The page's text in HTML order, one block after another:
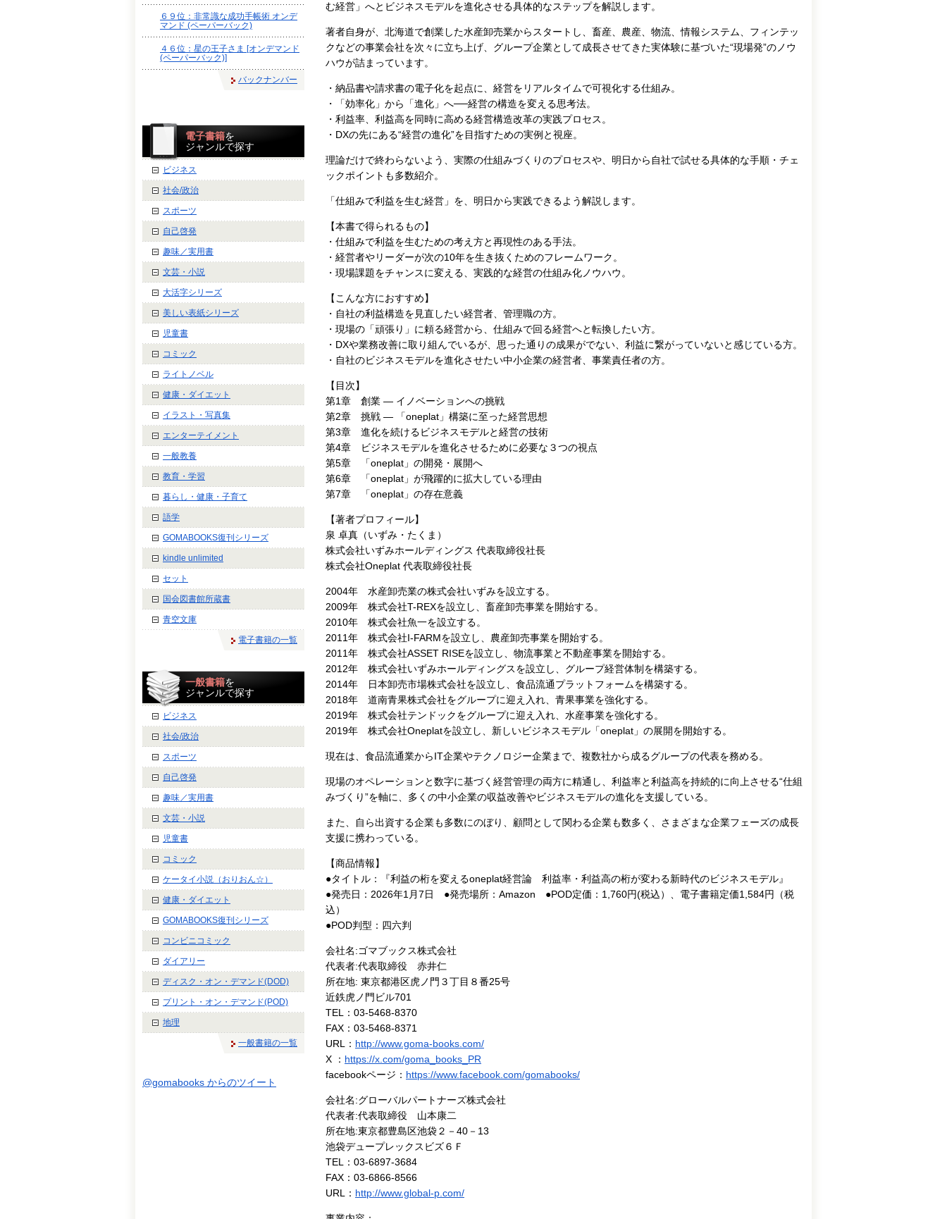
む経営」へとビジネスモデルを進化させる具体的なステップを解説します。
著者自身が、北海道で創業した水産卸売業からスタートし、畜産、農産、物流、情報システム、フィンテッ
クなどの事業会社を次々に立ち上げ、グループ企業として成長させてきた実体験に基づいた“現場発”のノウ
ハウが詰まっています。
・納品書や請求書の電子化を起点に、経営をリアルタイムで可視化する仕組み。
・「効率化」から「進化」へ──経営の構造を変える思考法。
・利益率、利益高を同時に高める経営構造改革の実践プロセス。
・DXの先にある“経営の進化”を目指すための実例と視座。
理論だけで終わらないよう、実際の仕組みづくりのプロセスや、明日から自社で試せる具体的な手順・チェ
ックポイントも多数紹介。
「仕組みで利益を生む経営」を、明日から実践できるよう解説します。
【本書で得られるもの】
・仕組みで利益を生むための考え方と再現性のある手法。
・経営者やリーダーが次の10年を生き抜くためのフレームワーク。
・現場課題をチャンスに変える、実践的な経営の仕組み化ノウハウ。
【こんな方におすすめ】
・自社の利益構造を見直したい経営者、管理職の方。
・現場の「頑張り」に頼る経営から、仕組みで回る経営へと転換したい方。
・DXや業務改善に取り組んでいるが、思った通りの成果がでない、利益に繋がっていないと感じている方。
・自社のビジネスモデルを進化させたい中小企業の経営者、事業責任者の方。
【目次】
第1章 創業 ― イノベーションへの挑戦
第2章 挑戦 ― 「oneplat」構築に至った経営思想
第3章 進化を続けるビジネスモデルと経営の技術
第4章 ビジネスモデルを進化させるために必要な３つの視点
第5章 「oneplat」の開発・展開へ
第6章 「oneplat」が飛躍的に拡大している理由
第7章 「oneplat」の存在意義
【著者プロフィール】
泉 卓真（いずみ・たくま）
株式会社いずみホールディングス 代表取締役社長
株式会社Oneplat 代表取締役社長
2004年 水産卸売業の株式会社いずみを設立する。
2009年 株式会社T-REXを設立し、畜産卸売事業を開始する。
2010年 株式会社魚一を設立する。
2011年 株式会社I-FARMを設立し、農産卸売事業を開始する。
2011年 株式会社ASSET RISEを設立し、物流事業と不動産事業を開始する。
2012年 株式会社いずみホールディングスを設立し、グループ経営体制を構築する。
2014年 日本卸売市場株式会社を設立し、食品流通プラットフォームを構築する。
2018年 道南青果株式会社をグループに迎え入れ、青果事業を強化する。
2019年 株式会社テンドックをグループに迎え入れ、水産事業を強化する。
2019年 株式会社Oneplatを設立し、新しいビジネスモデル「oneplat」の展開を開始する。
現在は、食品流通業からIT企業やテクノロジー企業まで、複数社から成るグループの代表を務める。
現場のオペレーションと数字に基づく経営管理の両方に精通し、利益率と利益高を持続的に向上させる“仕組
みづくり”を軸に、多くの中小企業の収益改善やビジネスモデルの進化を支援している。
また、自ら出資する企業も多数にのぼり、顧問として関わる企業も数多く、さまざまな企業フェーズの成長
支援に携わっている。
【商品情報】
●タイトル：『利益の桁を変えるoneplat経営論 利益率・利益高の桁が変わる新時代のビジネスモデル』
●発売日：2026年1月7日 ●発売場所：Amazon ●POD定価：1,760円(税込）、電子書籍定価1,584円（税
込）
●POD判型：四六判
会社名:ゴマブックス株式会社
代表者:代表取締役 赤井仁
所在地: 東京都港区虎ノ門３丁目８番25号
近鉄虎ノ門ビル701
TEL：03-5468-8370
FAX：03-5468-8371
URL： http://www.goma-books.com/
X ： https://x.com/goma_books_PR
facebookページ： https://www.facebook.com/gomabooks/
会社名:グローバルパートナーズ株式会社
代表者:代表取締役 山本康二
所在地:東京都豊島区池袋２－40－13
池袋デュープレックスビズ６Ｆ
TEL：03-6897-3684
FAX：03-6866-8566
URL： http://www.global-p.com/
６９位：非常識な成功手帳術 オンデ
マンド (ペーパーバック)
４６位：星の王子さま [オンデマンド
(ペーパーバック)]
バックナンバー
電子書籍を
ジャンルで探す
ビジネス
社会/政治
スポーツ
自己啓発
趣味／実用書
文芸・小説
大活字シリーズ
美しい表紙シリーズ
児童書
コミック
ライトノベル
健康・ダイエット
イラスト・写真集
エンターテイメント
一般教養
教育・学習
暮らし・健康・子育て
語学
GOMABOOKS復刊シリーズ
kindle unlimited
セット
国会図書館所蔵書
青空文庫
電子書籍の一覧
一般書籍を
ジャンルで探す
ビジネス
社会/政治
スポーツ
自己啓発
趣味／実用書
文芸・小説
児童書
コミック
ケータイ小説（おりおん☆）
健康・ダイエット
GOMABOOKS復刊シリーズ
コンビニコミック
ダイアリー
ディスク・オン・デマンド(DOD)
プリント・オン・デマンド(POD)
地理
一般書籍の一覧
@gomabooks からのツイート